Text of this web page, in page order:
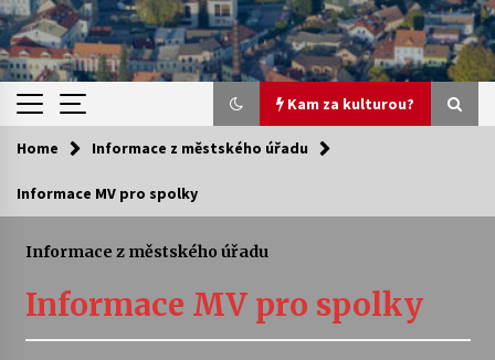
Kam za kulturou?
Kam za kulturou?
Sukuba Ensemble
Vernisáž výstavy Josefíny Duškové: Stávám se
kapkou
Home Informace z městského úřadu
Informace MV pro spolky
Informace z městského úřadu
Informace MV pro spolky